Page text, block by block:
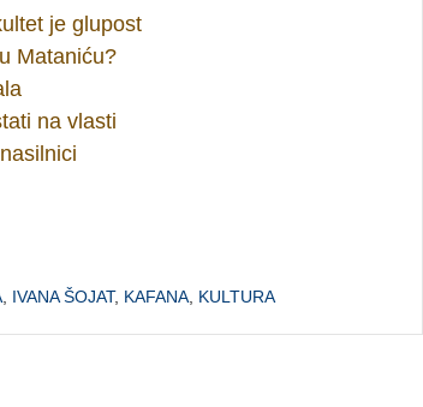
je glupost
Mataniću?
na vlasti
IVANA ŠOJAT, KAFANA KULTURA